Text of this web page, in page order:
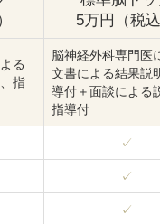
5万円（税込
る
指
脳神経外科専門医
文書による結果説
導付＋面談による
指導付
✓
✓
✓